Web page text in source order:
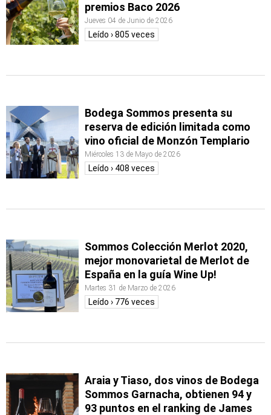
premios Baco 2026
Jueves 04 de Junio de 2026
Leído › 805 veces
Bodega Sommos presenta su
reserva de edición limitada como
vino oficial de Monzón Templario
Miércoles 13 de Mayo de 2026
Leído › 408 veces
Sommos Colección Merlot 2020,
mejor monovarietal de Merlot de
España en la guía Wine Up!
Martes 31 de Marzo de 2026
Leído › 776 veces
Araia y Tiaso, dos vinos de Bodega
Sommos Garnacha, obtienen 94 y
93 puntos en el ranking de James